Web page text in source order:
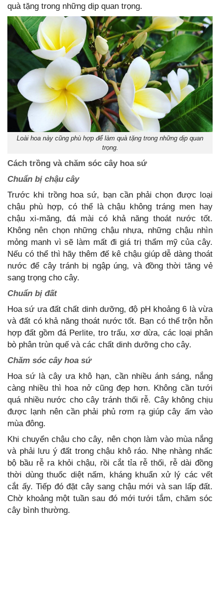
quà tặng trong những dịp quan trọng.
Loài hoa này cũng phù hợp để làm quà tặng trong những dịp quan
trọng.
Cách trồng và chăm sóc cây hoa sứ
Chuẩn bị chậu cây
Trước khi trồng hoa sứ, bạn cần phải chọn được loại
chậu phù hợp, có thể là chậu không tráng men hay
chậu xi-măng, đá mài có khả năng thoát nước tốt.
Không nên chọn những chậu nhựa, những chậu nhìn
mỏng manh vì sẽ làm mất đi giá trị thẩm mỹ của cây.
Nếu có thể thì hãy thêm đế kê chậu giúp dễ dàng thoát
nước để cây tránh bị ngập úng, và đồng thời tăng vẻ
sang trọng cho cây.
Chuẩn bị đất
Hoa sứ ưa đất chất dinh dưỡng, độ pH khoảng 6 là vừa
và đất có khả năng thoát nước tốt. Bạn có thể trộn hỗn
hợp đất gồm đá Perlite, tro trấu, xơ dừa, các loại phân
bò phân trùn quế và các chất dinh dưỡng cho cây.
Chăm sóc cây hoa sứ
Hoa sứ là cây ưa khô hạn, cần nhiều ánh sáng, nắng
càng nhiều thì hoa nở cũng đẹp hơn. Không cần tưới
quá nhiều nước cho cây tránh thối rễ. Cây không chịu
được lạnh nên cần phải phủ rơm rạ giúp cây ấm vào
mùa đông.
Khi chuyển chậu cho cây, nên chọn làm vào mùa nắng
và phải lưu ý đất trong chậu khô ráo. Nhẹ nhàng nhấc
bộ bầu rễ ra khỏi chậu, rồi cắt tỉa rễ thối, rễ dài đồng
thời dùng thuốc diệt nấm, kháng khuẩn xử lý các vết
cắt ấy. Tiếp đó đặt cây sang chậu mới và san lấp đất.
Chờ khoảng một tuần sau đó mới tưới tắm, chăm sóc
cây bình thường.